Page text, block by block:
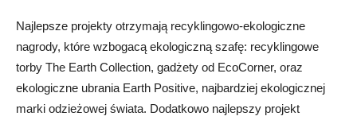
Najlepsze projekty otrzymają recyklingowo-ekologiczne
nagrody, które wzbogacą ekologiczną szafę: recyklingowe
torby The Earth Collection, gadżety od EcoCorner, oraz
ekologiczne ubrania Earth Positive, najbardziej ekologicznej
marki odzieżowej świata. Dodatkowo najlepszy projekt